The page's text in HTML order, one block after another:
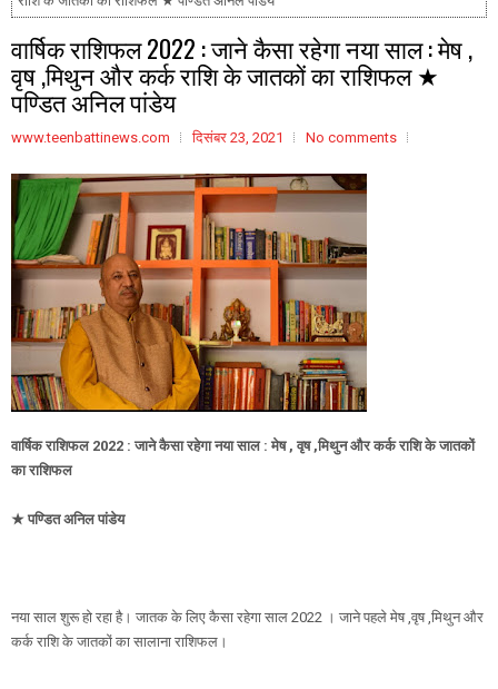
वार्षिक राशिफल 2022 : जाने कैसा रहेगा नया साल : मेष ,
वृष ,मिथुन और कर्क राशि के जातकों का राशिफल ★
पण्डित अनिल पांडेय
www.teenbattinews.com दिसंबर 23, 2021 No comments
वार्षिक राशिफल 2022 : जाने कैसा रहेगा नया साल : मेष , वृष ,मिथुन और कर्क राशि के जातकों
का राशिफल
★ पण्डित अनिल पांडेय
नया साल शुरू हो रहा है। जातक के लिए कैसा रहेगा साल 2022 । जाने पहले मेष ,वृष ,मिथुन और
कर्क राशि के जातकों का सालाना राशिफल।